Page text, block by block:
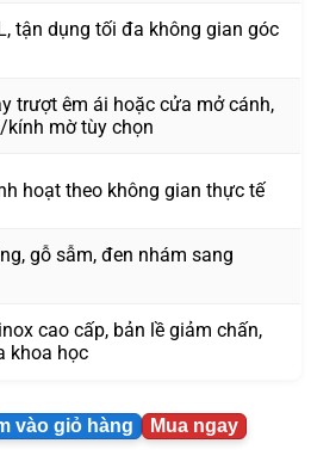
tận dụng tối đa không gian góc
trượt êm ái hoặc cửa mở cánh,
kính mờ tùy chọn
hoạt theo không gian thực tế
gỗ sẫm, đen nhám sang
cao cấp, bản lề giảm chấn,
khoa học
vào giỏ hàng Mua ngay